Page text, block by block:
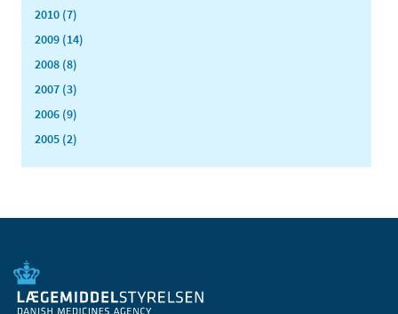
2010 (7)
2009 (14)
2008 (8)
2007 (3)
2006 (9)
2005 (2)